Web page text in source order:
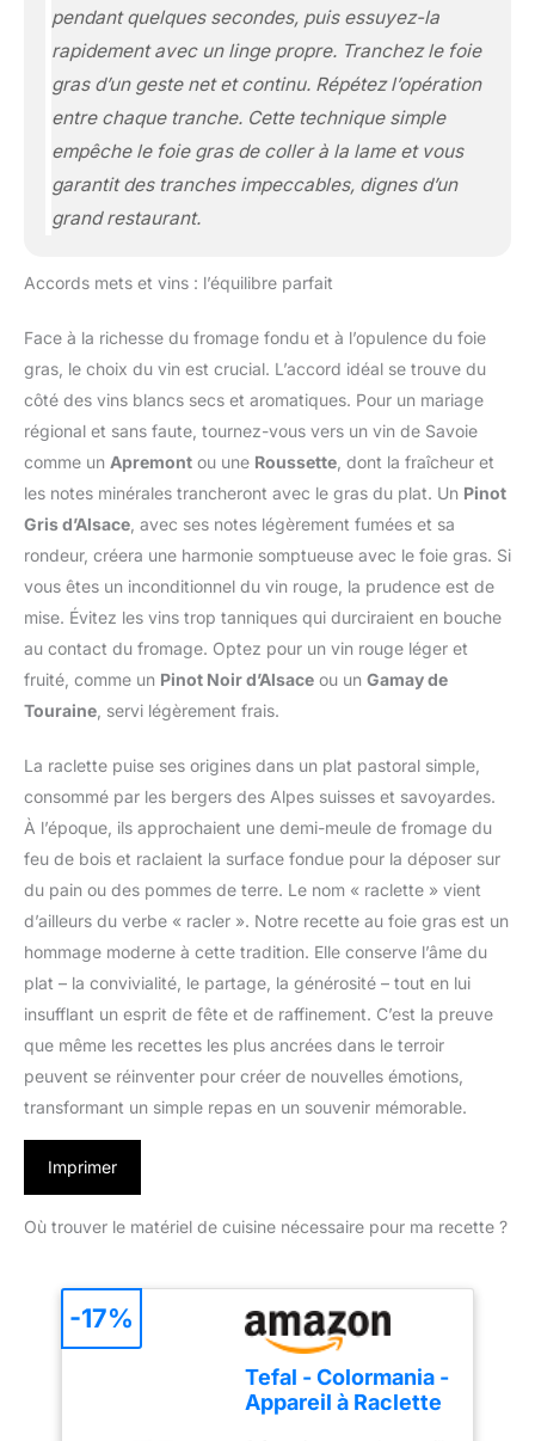
pendant quelques secondes, puis essuyez-la
rapidement avec un linge propre. Tranchez le foie
gras d’un geste net et continu. Répétez l’opération
entre chaque tranche. Cette technique simple
empêche le foie gras de coller à la lame et vous
garantit des tranches impeccables, dignes d’un
grand restaurant.
Accords mets et vins : l’équilibre parfait
Face à la richesse du fromage fondu et à l’opulence du foie
gras, le choix du vin est crucial. L’accord idéal se trouve du
côté des vins blancs secs et aromatiques. Pour un mariage
régional et sans faute, tournez-vous vers un vin de Savoie
comme un Apremont ou une Roussette , dont la fraîcheur et
les notes minérales trancheront avec le gras du plat. Un Pinot
Gris d’Alsace , avec ses notes légèrement fumées et sa
rondeur, créera une harmonie somptueuse avec le foie gras. Si
vous êtes un inconditionnel du vin rouge, la prudence est de
mise. Évitez les vins trop tanniques qui durciraient en bouche
au contact du fromage. Optez pour un vin rouge léger et
fruité, comme un Pinot Noir d’Alsace ou un Gamay de
Touraine , servi légèrement frais.
La raclette puise ses origines dans un plat pastoral simple,
consommé par les bergers des Alpes suisses et savoyardes.
À l’époque, ils approchaient une demi-meule de fromage du
feu de bois et raclaient la surface fondue pour la déposer sur
du pain ou des pommes de terre. Le nom « raclette » vient
d’ailleurs du verbe « racler ». Notre recette au foie gras est un
hommage moderne à cette tradition. Elle conserve l’âme du
plat – la convivialité, le partage, la générosité – tout en lui
insufflant un esprit de fête et de raffinement. C’est la preuve
que même les recettes les plus ancrées dans le terroir
peuvent se réinventer pour créer de nouvelles émotions,
transformant un simple repas en un souvenir mémorable.
Imprimer
Où trouver le matériel de cuisine nécessaire pour ma recette ?
Tefal - Colormania -
Appareil à Raclette
-17%